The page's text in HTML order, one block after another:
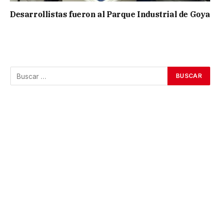
Desarrollistas fueron al Parque Industrial de Goya